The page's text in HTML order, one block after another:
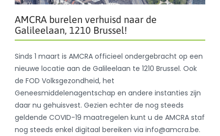
AMCRA burelen verhuisd naar de
Galileelaan, 1210 Brussel!
Sinds 1 maart is AMCRA officieel ondergebracht op een
nieuwe locatie aan de Galileelaan te 1210 Brussel. Ook
de FOD Volksgezondheid, het
Geneesmiddelenagentschap en andere instanties zijn
daar nu gehuisvest. Gezien echter de nog steeds
geldende COVID-19 maatregelen kunt u de AMCRA staf
nog steeds enkel digitaal bereiken via info@amcra.be.